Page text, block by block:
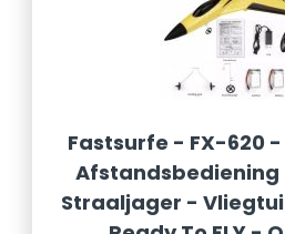
Fastsurfe - FX-620
Afstandsbediening
Straaljager -